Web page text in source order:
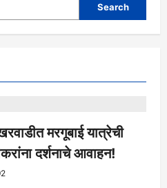
Search
मरगूबाई यात्रेची
दर्शनाचे आवाहन!